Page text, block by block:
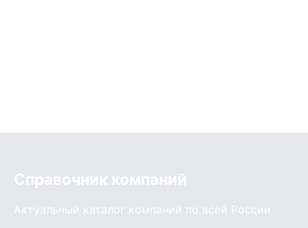
Справочник компаний
Актуальный каталог компаний по всей России